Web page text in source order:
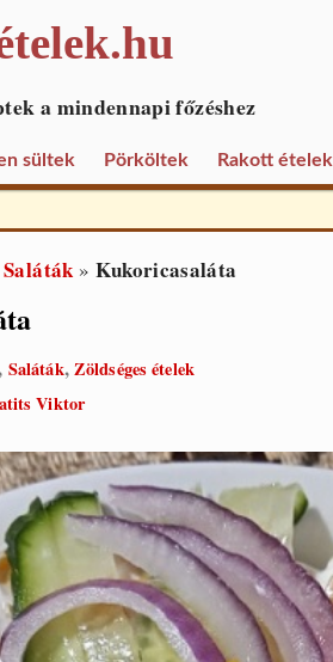
a mindennapi főzéshez
sültek Pörköltek Rakott ételek
Saláták» Kukoricasaláta
Saláták,Zöldséges ételek
Viktor